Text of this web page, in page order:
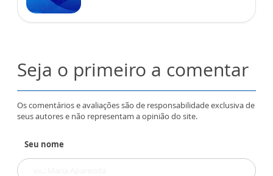
Seja o primeiro a comentar
Os comentários e avaliações são de responsabilidade exclusiva de
seus autores e não representam a opinião do site.
Seu nome